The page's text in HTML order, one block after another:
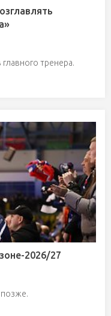
тренера.
2026/27
позже.